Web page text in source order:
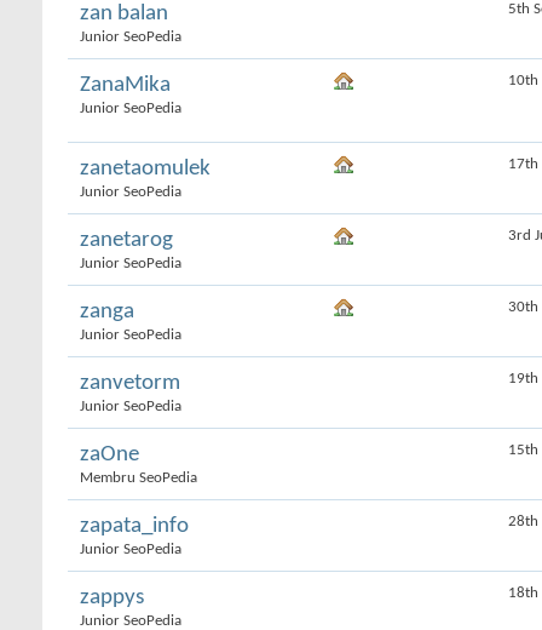
zan balan
Junior SeoPedia
5th
ZanaMika
Junior SeoPedia
10th
zanetaomulek
Junior SeoPedia
17th
zanetarog
Junior SeoPedia
3rd
zanga
Junior SeoPedia
30th
zanvetorm
Junior SeoPedia
19th
zaOne
Membru SeoPedia
15th
zapata_info
Junior SeoPedia
28th
zappys
Junior SeoPedia
18th